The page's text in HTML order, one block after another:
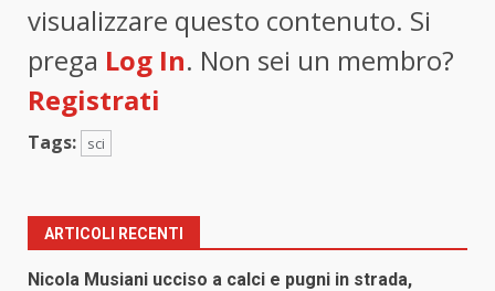
visualizzare questo contenuto. Si
prega Log In. Non sei un membro?
Registrati
Tags: sci
ARTICOLI RECENTI
Nicola Musiani ucciso a calci e pugni in strada,